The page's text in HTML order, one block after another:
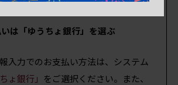
は「ゆうちょ銀行」を選ぶ
入力でのお支払い方法は、システム
ょ銀行」 をご選択ください。また、